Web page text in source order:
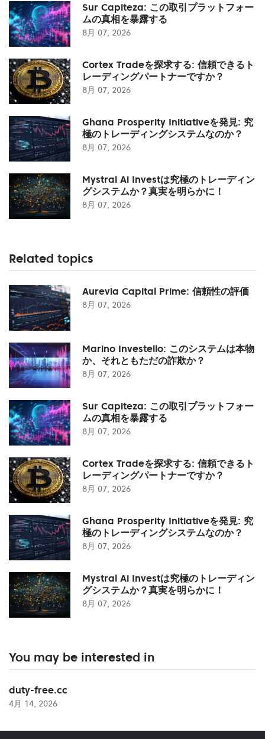
Sur Capiteza: この取引プラットフォー
ムの真相を暴露する
8月 07, 2026
Cortex Tradeを探求する: 信頼できるト
レーディングパートナーですか？
8月 07, 2026
Ghana Prosperity Initiativeを発見: 究
極のトレーディングシステムなのか？
8月 07, 2026
Mystral Ai Investは究極のトレーディン
グシステムか？真実を明らかに！
8月 07, 2026
Related topics
Aurevia Capital Prime: 信頼性の評価
8月 07, 2026
Marino Investello: このシステムは本物
か、それともただの詐欺か？
8月 07, 2026
Sur Capiteza: この取引プラットフォー
ムの真相を暴露する
8月 07, 2026
Cortex Tradeを探求する: 信頼できるト
レーディングパートナーですか？
8月 07, 2026
Ghana Prosperity Initiativeを発見: 究
極のトレーディングシステムなのか？
8月 07, 2026
Mystral Ai Investは究極のトレーディン
グシステムか？真実を明らかに！
8月 07, 2026
You may be interested in
duty-free.cc
4月 14, 2026